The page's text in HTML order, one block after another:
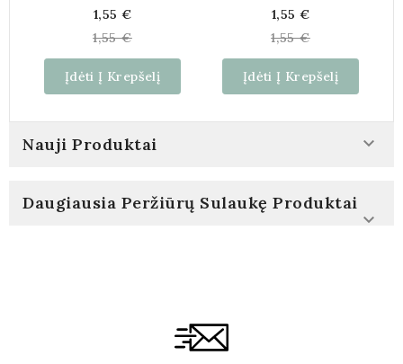
Kaina
1,55 €
1,55 €
Įdėti Į Krepšelį
Kaina
1,55 €
1,55 €
Įdėti Į Krepšelį
Nauji Produktai 
Daugiausia Peržiūrų Sulaukę Produktai
